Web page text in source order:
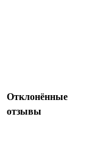
Отклонённые
отзывы